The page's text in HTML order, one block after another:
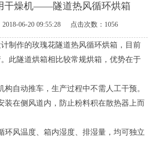
干燥机——隧道热风循环烘箱
2018-06-20 09:55:28 点击次数：1056
作的玫瑰花隧道热风循环烘箱，目前
此隧道烘箱相比较常规烘箱，优势在于
构自动推车，生产过程中不需人工干预。
装在侧风道内，防止粉料积在散热器上而
环风温度、箱内湿度、排湿量，均可独立